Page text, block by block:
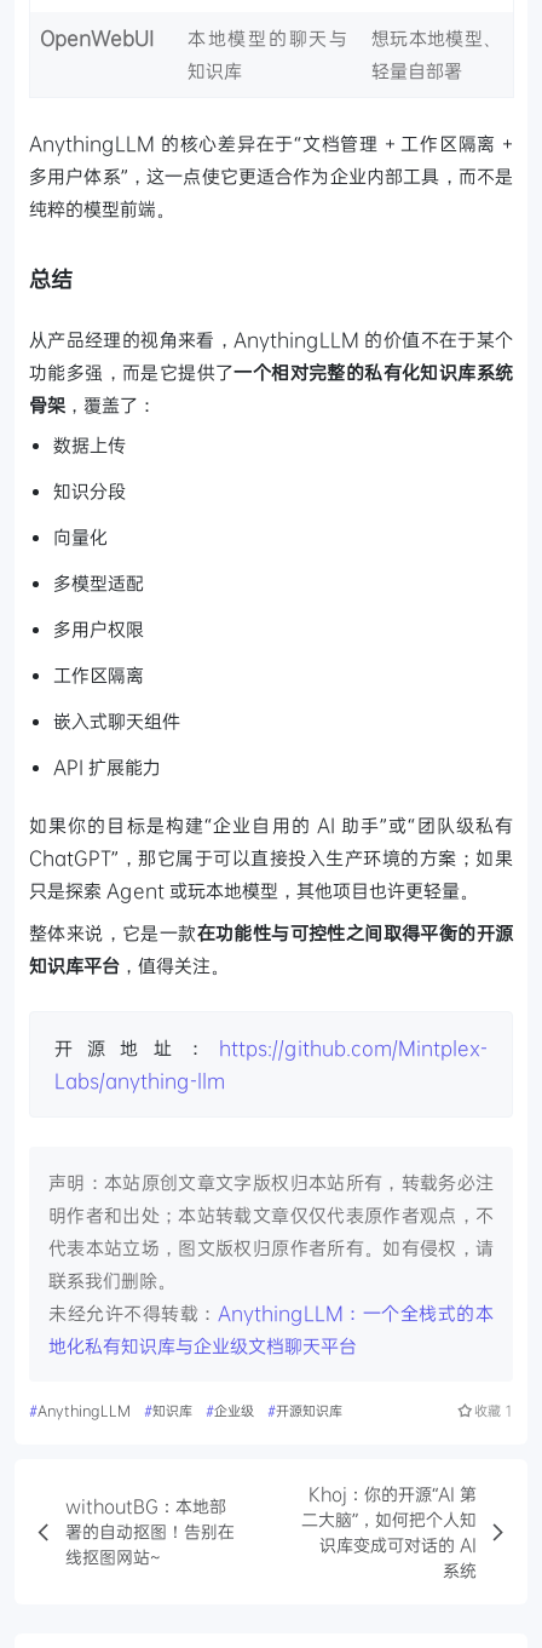
OpenWebUI
本地模型的聊天与
知识库
想玩本地模型、
轻量自部署
AnythingLLM 的核心差异在于“文档管理 + 工作区隔离 +
多用户体系”，这一点使它更适合作为企业内部工具，而不是
纯粹的模型前端。
总结
从产品经理的视角来看，AnythingLLM 的价值不在于某个
功能多强，而是它提供了一个相对完整的私有化知识库系统
骨架 ，覆盖了：
数据上传
知识分段
向量化
多模型适配
多用户权限
工作区隔离
嵌入式聊天组件
API 扩展能力
如果你的目标是构建“企业自用的 AI 助手”或“团队级私有
ChatGPT”，那它属于可以直接投入生产环境的方案；如果
只是探索 Agent 或玩本地模型，其他项目也许更轻量。
整体来说，它是一款在功能性与可控性之间取得平衡的开源
知识库平台 ，值得关注。
开源地址： https://github.com/Mintplex-
Labs/anything-llm
声明：本站原创文章文字版权归本站所有，转载务必注
明作者和出处；本站转载文章仅仅代表原作者观点，不
代表本站立场，图文版权归原作者所有。如有侵权，请
联系我们删除。
未经允许不得转载： AnythingLLM：一个全栈式的本
地化私有知识库与企业级文档聊天平台
#AnythingLLM #知识库 #企业级 #开源知识库 收藏 1
withoutBG：本地部
署的自动抠图！告别在
线抠图网站~
Khoj：你的开源“AI 第
二大脑”，如何把个人知
识库变成可对话的 AI
系统